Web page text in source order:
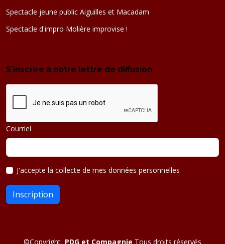
Spectacle jeune public Aiguilles et Macadam
Spectacle d'impro Molière improvise !
S'inscrire à notre lettre de diffusion
Courriel
J'accepte la collecte de mes données personnelles
Inscription
©Copyright PDG et Compagnie Tous droits réservés